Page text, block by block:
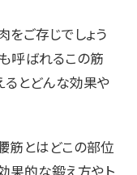
をご存じでしょう
も呼ばれるこの筋
るとどんな効果や
筋とはどこの部位
果的な鍛え方やト